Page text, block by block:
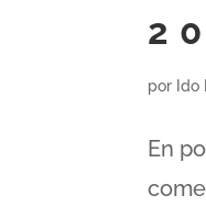
por Ido
En